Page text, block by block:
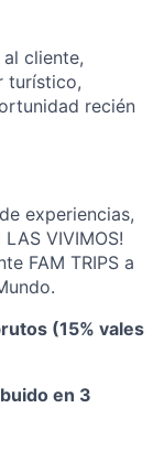
cliente,
turístico,
recién
experiencias,
VIVIMOS!
FAM TRIPS a
(15% vales
en 3